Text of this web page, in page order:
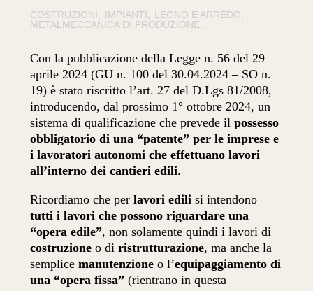
COSTRUZIONI IMPIANTI
LEGNO E ARREDO
METALMECCANICA DI PRODUZIONE...
Con la pubblicazione della Legge n. 56 del 29
aprile 2024 (GU n. 100 del 30.04.2024 – SO n.
19) è stato riscritto l’art. 27 del D.Lgs 81/2008,
introducendo, dal prossimo 1° ottobre 2024, un
sistema di qualificazione che prevede ilpossesso
obbligatorio di una “patente” per le imprese e
i lavoratori autonomi che effettuano lavori
all’interno dei cantieri edili.
Ricordiamo che perlavori edili si intendono
tutti i lavori che possono riguardare una
“opera edile”, non solamente quindi i lavori di
costruzione o diristrutturazione, ma anche la
semplicemanutenzione o l’equipaggiamento di
una “opera fissa” (rientrano in questa